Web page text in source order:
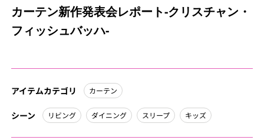
カーテン新作発表会レポート-クリスチャン・
フィッシュバッハ-
アイテムカテゴリ カーテン
シーン リビング ダイニング スリープ キッズ